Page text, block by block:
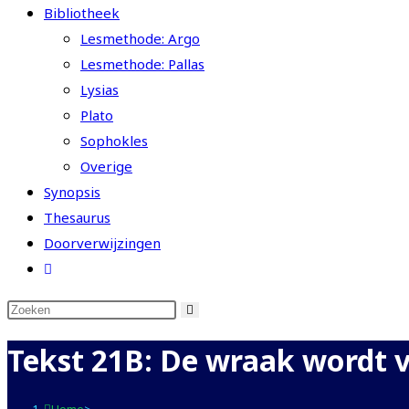
Bibliotheek
Lesmethode: Argo
Lesmethode: Pallas
Lysias
Plato
Sophokles
Overige
Synopsis
Thesaurus
Doorverwijzingen
Toggle
zoeken
Tekst 21B: De wraak wordt